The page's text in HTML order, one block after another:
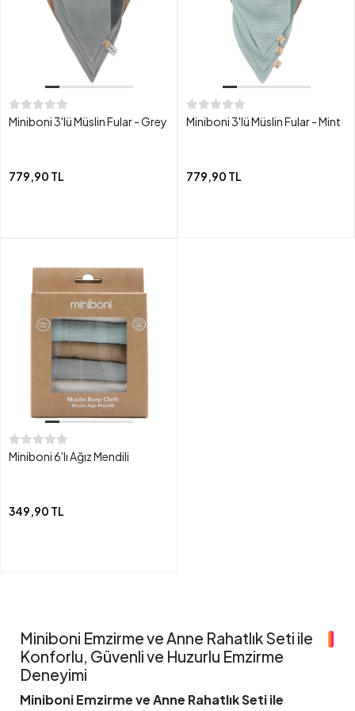
Miniboni 3'lü Müslin Fular - Grey
779,90 TL
Miniboni 3'lü Müslin Fular - Mint
779,90 TL
Miniboni 6'lı Ağız Mendili
349,90 TL
Miniboni Emzirme ve Anne Rahatlık Seti ile
Konforlu, Güvenli ve Huzurlu Emzirme
Deneyimi
Miniboni Emzirme ve Anne Rahatlık Seti ile